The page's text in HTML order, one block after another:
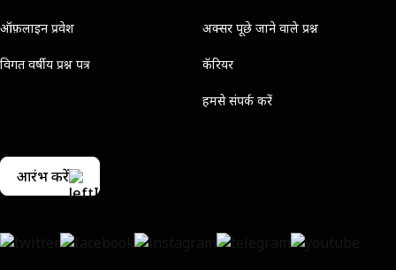
ऑफ़लाइन प्रवेश
विगत वर्षीय प्रश्न पत्र
अक्सर पूछे जाने वाले प्रश्न
कॅरियर
हमसे संपर्क करें
आरंभ करें